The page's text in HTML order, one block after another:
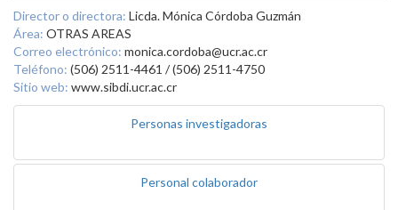
Director o directora: Licda. Mónica Córdoba Guzmán
Área: OTRAS AREAS
Correo electrónico: monica.cordoba@ucr.ac.cr
Teléfono: (506) 2511-4461 / (506) 2511-4750
Sitio web: www.sibdi.ucr.ac.cr
Personas investigadoras
Personal colaborador